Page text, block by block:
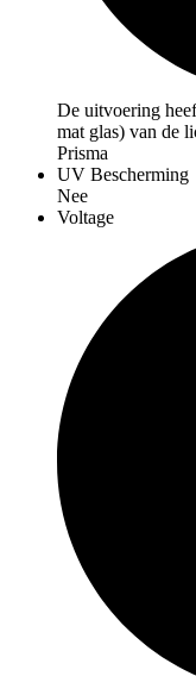
De uitvoering
mat glas) van de
Prisma
UV Bescherming
Nee
Voltage